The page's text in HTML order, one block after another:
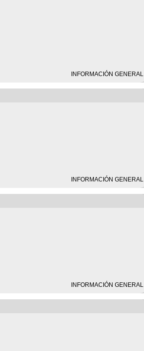
INFORMACIÓN GENERAL
INFORMACIÓN GENERAL
INFORMACIÓN GENERAL